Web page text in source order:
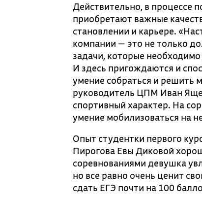
Действительно, в процессе
приобретают важные
становлении и карьере.
компании — это не только
задачи, которые
И здесь пригождаются и
умение собраться и решить
руководитель ЦПМ Иван
спортивный характер. На
умение мобилизоваться на
Опыт студентки первого
Пирогова Евы Диковой
соревнованиями девушка
но все равно очень ценит
сдать ЕГЭ почти на 100